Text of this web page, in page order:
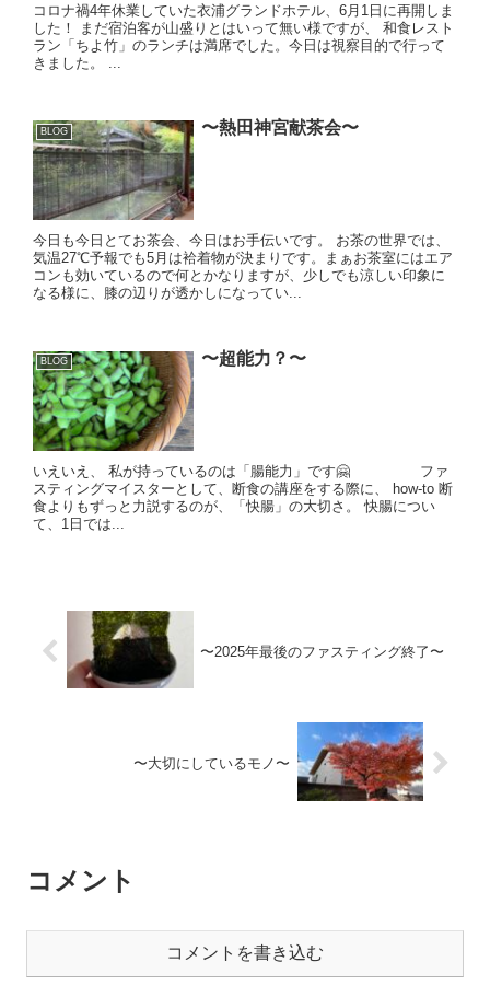
コロナ禍4年休業していた衣浦グランドホテル、6月1日に再開しま
した！ まだ宿泊客が山盛りとはいって無い様ですが、 和食レスト
ラン「ちよ竹」のランチは満席でした。今日は視察目的で行って
きました。 ...
BLOG 〜熱田神宮献茶会〜
今日も今日とてお茶会、今日はお手伝いです。 お茶の世界では、
気温27℃予報でも5月は袷着物が決まりです。まぁお茶室にはエア
コンも効いているので何とかなりますが、少しでも涼しい印象に
なる様に、膝の辺りが透かしになってい...
BLOG 〜超能力？〜
いえいえ、 私が持っているのは「腸能力」です🤗 ファ
スティングマイスターとして、断食の講座をする際に、 how-to 断
食よりもずっと力説するのが、「快腸」の大切さ。 快腸につい
て、1日では...
〜2025年最後のファスティング終了〜
〜大切にしているモノ〜
コメント
コメントを書き込む